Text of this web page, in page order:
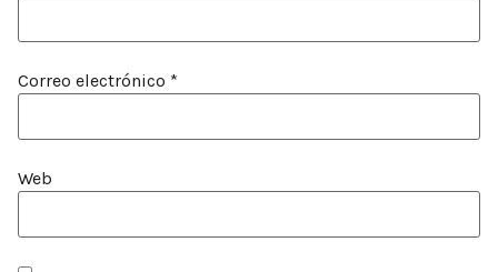
Correo electrónico *
Web